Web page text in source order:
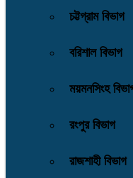
চট্টগ্রাম বিভাগ
বরিশাল বিভাগ
ময়মনসিংহ
রংপুর বিভাগ
রাজশাহী বিভাগ